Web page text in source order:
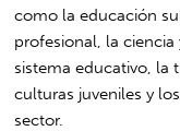
como la educación
profesional, la
sistema educativo, la
culturas juveniles y
sector.